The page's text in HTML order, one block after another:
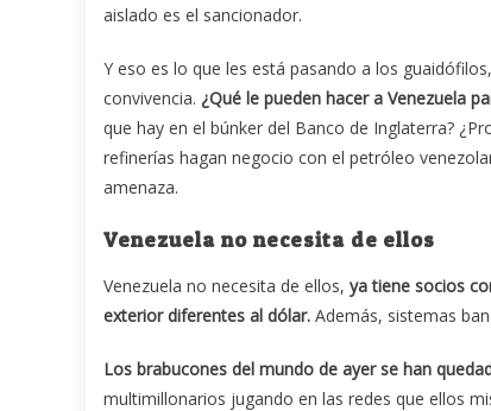
aislado es el sancionador.
Y eso es lo que les está pasando a los
convivencia. ¿Qué le pueden hacer a Venezuela
que hay en el búnker del Banco de Inglaterra?
refinerías hagan negocio con el petróleo
amenaza.
Venezuela no necesita de ellos
Venezuela no necesita de ellos, ya tiene socios
exterior diferentes al dólar. Además, sistemas
Los brabucones del mundo de ayer se han
multimillonarios jugando en las redes que ellos